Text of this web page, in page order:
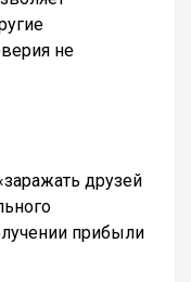
не
друзей
прибыли